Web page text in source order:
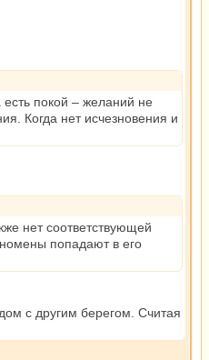
есть покой – желаний не
Когда нет исчезновения и
нет соответствующей
попадают в его
с другим берегом. Считая